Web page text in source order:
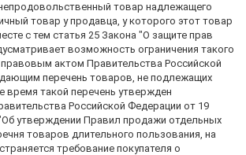
товар надлежащего
товар у продавца, у которого этот товар
с тем статья 25 Закона "О защите прав
возможность ограничения такого
актом Правительства Российской
перечень товаров, не подлежащих
время такой перечень утвержден
Российской Федерации от 19
"Об утверждении Правил продажи отдельных
товаров длительного пользования, на
требование покупателя о